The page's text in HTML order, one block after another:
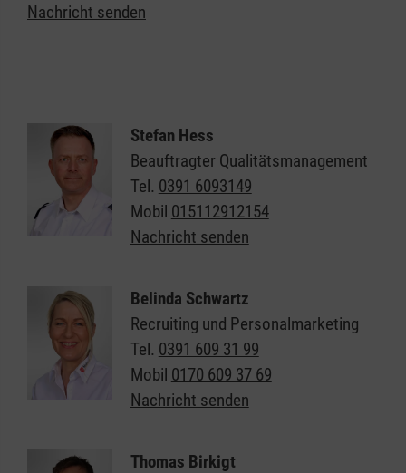
Nachricht senden
Stefan Hess
Beauftragter Qualitätsmanagement
Tel. 0391 6093149
Mobil 015112912154
Nachricht senden
Belinda Schwartz
Recruiting und Personalmarketing
Tel. 0391 609 31 99
Mobil 0170 609 37 69
Nachricht senden
Thomas Birkigt